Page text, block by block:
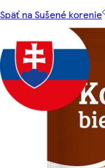
Späť na Sušené korenie